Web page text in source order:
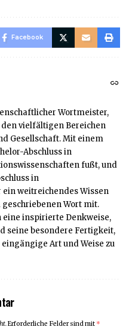
Facebook
Wortmeister,
vielfältigen Bereichen
Gesellschaft. Mit einem
Abschluss in
fußt, und
in
weitreichendes Wissen
Wort mit.
eine inspirierte Denkweise,
seine besondere Fertigkeit,
Art und Weise zu
Erforderliche Felder sind mit *